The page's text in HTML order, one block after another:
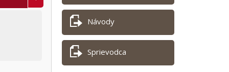
Návody
Sprievodca